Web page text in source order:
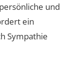
und
ein
Sympathie